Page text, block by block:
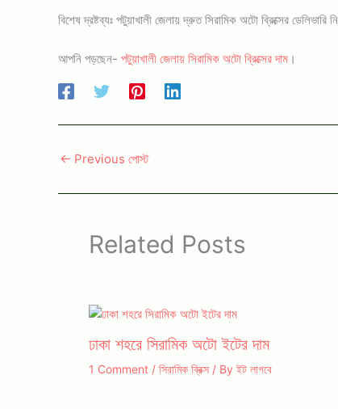
বিশেষ দ্রষ্টব্যঃ পটুয়াখালী জেলায় দ্রুত সিরামিক অটো ব্রিক্সের
আপনি পড়ছেন- পটুয়াখালী জেলায় সিরামিক অটো ব্রিক্সের দাম ।
← Previous পোস্ট
Related Posts
ঢাকা শহরে সিরামিক অটো ইটের দাম
1 Comment / সিরামিক ব্রিক্স/ By ইট লাগবে